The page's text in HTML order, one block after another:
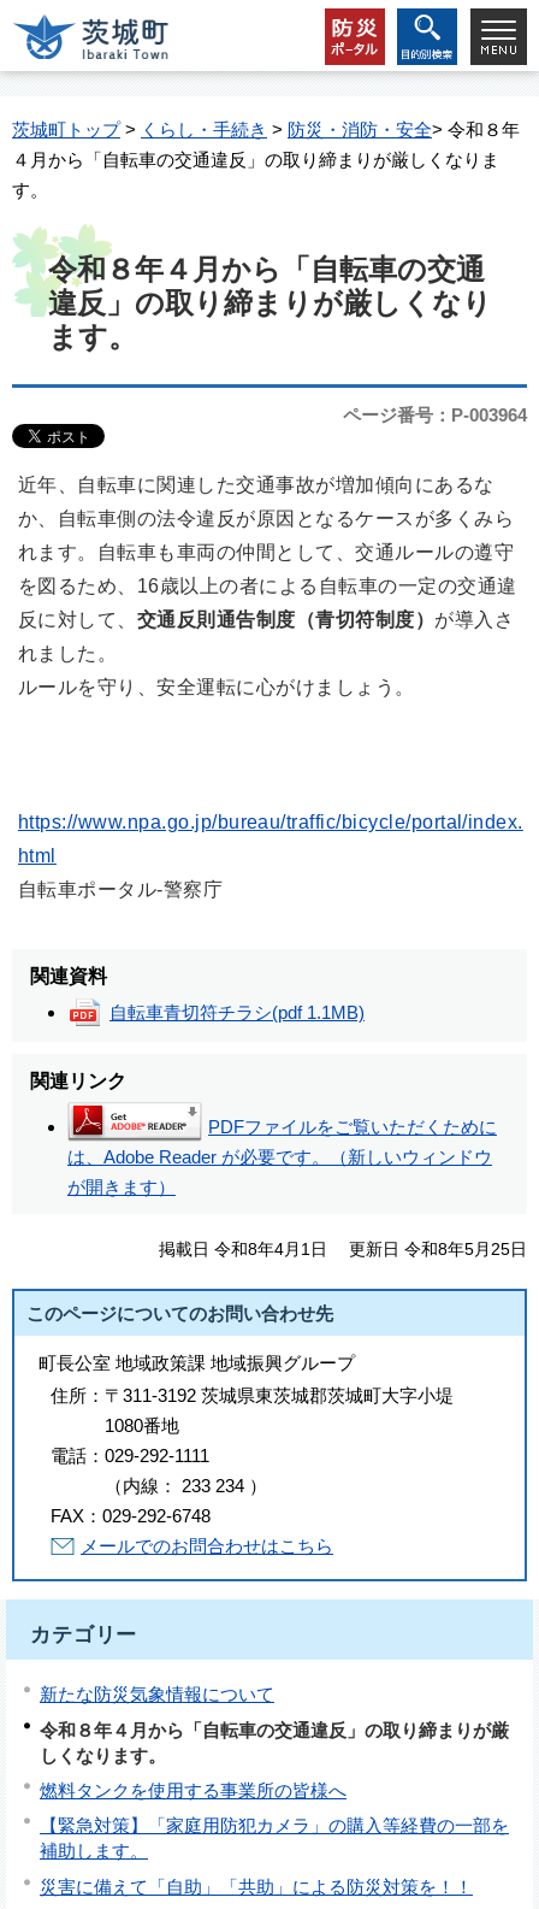
茨城町トップ> くらし・手続き > 防災・消防・安全> 令和８年
４月から「自転車の交通違反」の取り締まりが厳しくなりま
す。
令和８年４月から「自転車の交通
違反」の取り締まりが厳しくなり
ます。
ページ番号：P-003964
近年、自転車に関連した交通事故が増加傾向にあるな
か、自転車側の法令違反が原因となるケースが多くみら
れます。自転車も車両の仲間として、交通ルールの遵守
を図るため、16歳以上の者による自転車の一定の交通違
反に対して、 交通反則通告制度（青切符制度） が導入さ
れました。
ルールを守り、安全運転に心がけましょう。
https://www.npa.go.jp/bureau/traffic/bicycle/portal/index.
html
自転車ポータル-警察庁
関連資料
自転車青切符チラシ(pdf 1.1MB)
関連リンク
PDFファイルをご覧いただくために
は、Adobe Reader が必要です。（新しいウィンドウ
が開きます）
掲載日 令和8年4月1日 更新日 令和8年5月25日
このページについてのお問い合わせ先
町長公室 地域政策課 地域振興グループ
住所： 〒311-3192 茨城県東茨城郡茨城町大字小堤
1080番地
電話： 029-292-1111
（内線 ： 233 234 ）
FAX： 029-292-6748
メールでのお問合わせはこちら
カテゴリー
新たな防災気象情報について
令和８年４月から「自転車の交通違反」の取り締まりが厳
しくなります。
燃料タンクを使用する事業所の皆様へ
【緊急対策】「家庭用防犯カメラ」の購入等経費の一部を
補助します。
災害に備えて「自助」「共助」による防災対策を！！